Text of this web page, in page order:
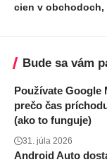
cien v
Bude sa vám
Používate Google
prečo čas
(ako to funguje)
31. júla 2026
Android Auto